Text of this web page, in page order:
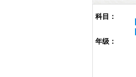
科目：
年级：